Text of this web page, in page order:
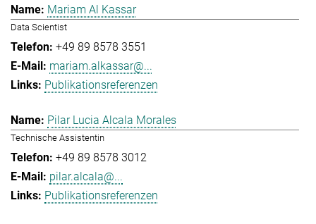
Mariam Al Kassar
Data Scientist
+49 89 8578 3551
mariam.alkassar@...
Publikationsreferenzen
Pilar Lucia Alcala Morales
Technische Assistentin
+49 89 8578 3012
pilar.alcala@...
Publikationsreferenzen